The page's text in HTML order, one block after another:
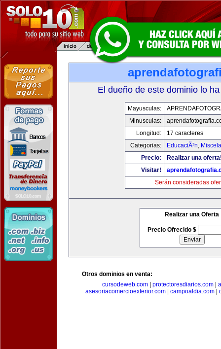
El dueño de este dominio lo
Mayusculas:
Minusculas:
Longitud:
17 caracteres
Categorias:
EducaciÃ³n,
Precio:
Realizar una
Visitar!
Serán consideradas
Realizar una Oferta
Precio Ofrecido $
Otros dominios en venta:
cursodeweb.com
protectoresdiarios.com
asesoriacomercioexterior.com
campoaldia.com